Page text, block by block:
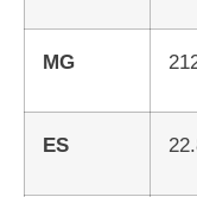
MG
ES